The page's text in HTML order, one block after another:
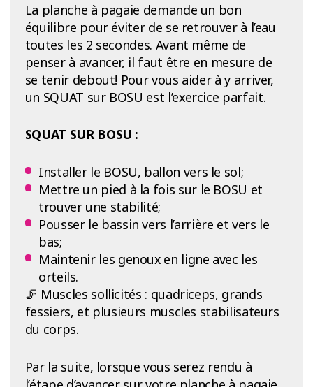
La planche à pagaie demande un bon
équilibre pour éviter de se retrouver à l’eau
toutes les 2 secondes. Avant même de
penser à avancer, il faut être en mesure de
se tenir debout! Pour vous aider à y arriver,
un SQUAT sur BOSU est l’exercice parfait.
SQUAT SUR BOSU :
Installer le BOSU, ballon vers le sol;
Mettre un pied à la fois sur le BOSU et
trouver une stabilité;
Pousser le bassin vers l’arrière et vers le
bas;
Maintenir les genoux en ligne avec les
orteils.
🦵 Muscles sollicités : quadriceps, grands
fessiers, et plusieurs muscles stabilisateurs
du corps.
Par la suite, lorsque vous serez rendu à